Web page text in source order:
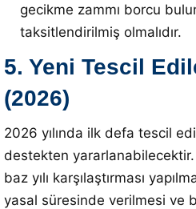
gecikme zammı borcu
taksitlendirilmiş olmalıdır.
5. Yeni Tescil
(2026)
2026 yılında ilk defa tescil
destekten yararlanabilecektir.
baz yılı karşılaştırması
yasal süresinde verilmesi ve